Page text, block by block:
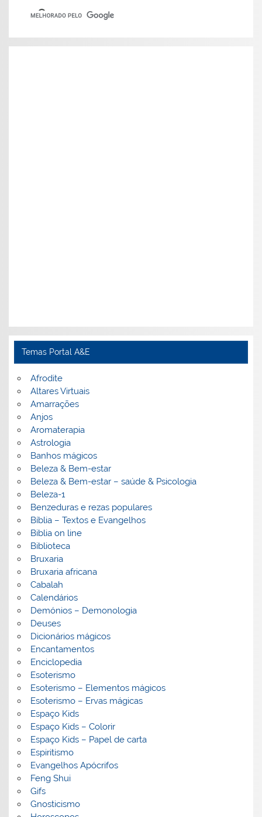
Temas Portal A&E
Afrodite
Altares Virtuais
Amarrações
Anjos
Aromaterapia
Astrologia
Banhos mágicos
Beleza & Bem-estar
Beleza & Bem-estar – saúde & Psicologia
Beleza-1
Benzeduras e rezas populares
Bíblia – Textos e Evangelhos
Biblia on line
Biblioteca
Bruxaria
Bruxaria africana
Cabalah
Calendários
Demónios – Demonologia
Deuses
Dicionários mágicos
Encantamentos
Enciclopedia
Esoterismo
Esoterismo – Elementos mágicos
Esoterismo – Ervas mágicas
Espaço Kids
Espaço Kids – Colorir
Espaço Kids – Papel de carta
Espiritismo
Evangelhos Apócrifos
Feng Shui
Gifs
Gnosticismo